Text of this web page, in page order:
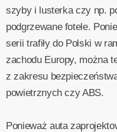
szyby i lusterka czy np.
podgrzewane fotele.
serii trafiły do Polski w
zachodu Europy, można
z zakresu
powietrznych czy ABS.
Ponieważ auta